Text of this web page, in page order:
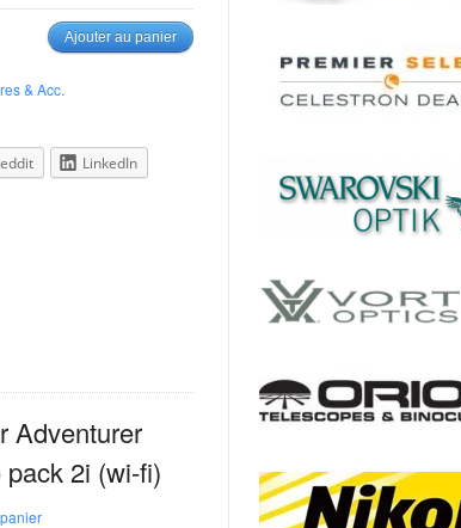
Ajouter au panier
& Acc.
LinkedIn
Adventurer
pack 2i (wi-fi)